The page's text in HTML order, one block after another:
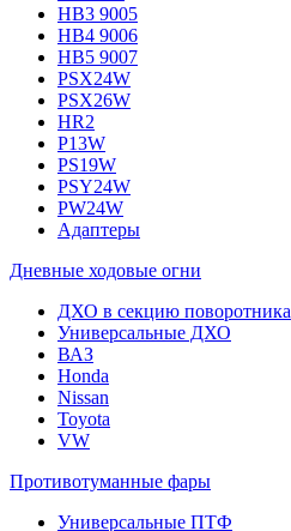
HB3 9005
HB4 9006
HB5 9007
PSX24W
PSX26W
HR2
P13W
PS19W
PSY24W
PW24W
Адаптеры
Дневные ходовые огни
ДХО в секцию поворотника
Универсальные ДХО
ВАЗ
Honda
Nissan
Toyota
VW
Противотуманные фары
Универсальные ПТФ